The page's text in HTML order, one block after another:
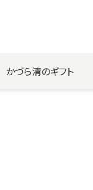
かづら清のギフト